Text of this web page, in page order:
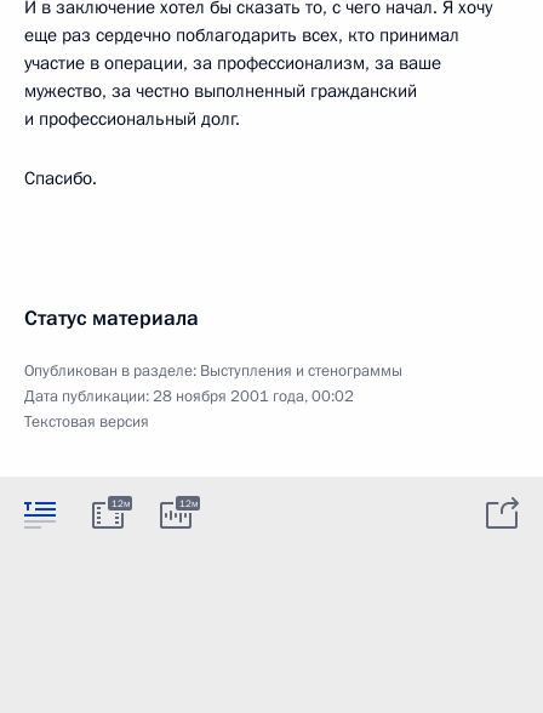
И в заключение хотел бы сказать то, с чего начал. Я хочу
еще раз сердечно поблагодарить всех, кто принимал
участие в операции, за профессионализм, за ваше
мужество, за честно выполненный гражданский
и профессиональный долг.
Спасибо.
Статус материала
Опубликован в разделе: Выступления и стенограммы
Дата публикации:28 ноября 2001 года, 00:02
Текстовая версия
12м 12м